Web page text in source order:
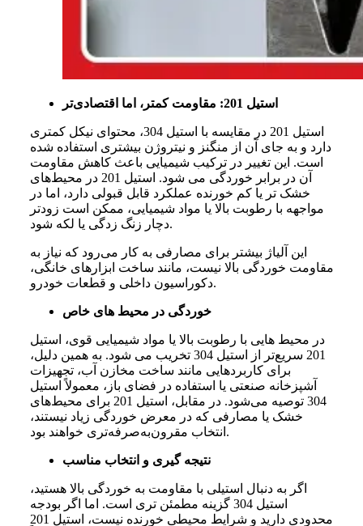
استیل 201: مقاومت کمتر، اما اقتصادی‌تر
استیل در مقایسه با استیل 304 ، محتوای نیکل کمتری
دارد و به جای آن از منگنز و نیتروژن بیشتری استفاده شده
است. این تغییر در ترکیب شیمیایی باعث کاهش مقاومت
آن در برابر خوردگی می شود. استیل در محیطهای
خشک ‌تر یا کم خورنده عملکرد قابل قبولی دارد، اما در
مواجهه با رطوبت بالا یا مواد شیمیایی، ممکن است زودتر
دچار زنگ زدگی یا لکه شود .
این آلیاژ بیشتر برای مصارفی به کار می‌رود که نیاز به
مقاومت خوردگی بالا نیست، مانند ساخت ابزارهای خانگی،
دکوراسیون داخلی و قطعات خودرو.
خوردگی در محیط‌ های خاص
در محیط‌ هایی با رطوبت بالا یا مواد شیمیایی قوی، استیل
201 سریع‌تر
از استیل 304 تخریب می‌ شود. به همین دلیل،
برای کاربردهایی مانند ساخت مخازن آب، تجهیزات
آشپزخانه صنعتی یا استفاده در فضای باز، معمولاً استیل
304 توصیه
می‌شود. در مقابل، استیل 201 برای
محیط‌های
خشک یا مصارفی که در معرض خوردگی زیاد نیستند،
انتخاب مقرون‌به‌صرفه‌تری خواهند بود.
نتیجه‌ گیری و انتخاب مناسب
اگر به دنبال استیلی با مقاومت به خوردگی بالا هستید،
استیل 304 گزینه
مطمئن‌ تری است. اما اگر بودجه
محدودی دارید و شرایط محیطی خورنده نیست،
استیل 201